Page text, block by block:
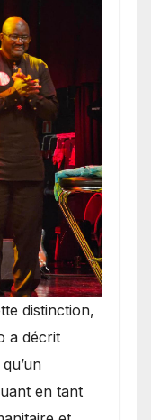
distinction,
a décrit
en tant